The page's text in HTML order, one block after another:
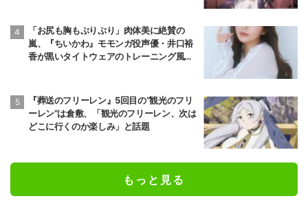
「お尻も胸もぷりぷり」肉体美に絶賛の
嵐、『ちいかわ』モモンガ役声優・井口裕
香が黒いタイトウェアのトレーニング風景
『葬送のフリーレン』5回目の“観光のフリ
ーレン”は倉敷、「観光のフリーレン、次は
どこに行くのか楽しみ」と話題
もっと見る